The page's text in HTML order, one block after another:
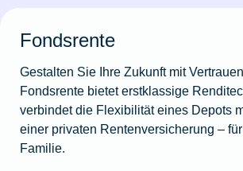
Fondsrente
Gestalten Sie Ihre Zukunft mit
Fondsrente bietet erstklassige
verbindet die Flexibilität eines Depots
einer privaten Rentenversicherung –
Familie.